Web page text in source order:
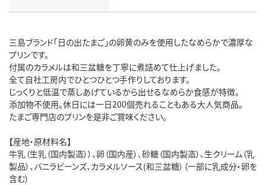
三島ブランド「日の出たまご」の卵黄のみを使用したなめらかで濃厚な
プリンです。
付属のカラメルは和三盆糖を丁寧に煮詰めて仕上げました。
全て自社工房内でひとつひとつ手作りしております。
じっくりと低温で蒸しあげているから出せるなめらか食感が特徴。
添加物不使用。休日には一日200個売れることもある大人気商品。
たまご専門店のプリンを是非ご賞味ください。
【産地・原材料名】
牛乳（生乳（国内製造））、卵（国内産）、砂糖（国内製造）、生クリーム（乳
製品）、バニラビーンズ、カラメルソース(和三盆糖）（一部に乳成分・卵を
含む）